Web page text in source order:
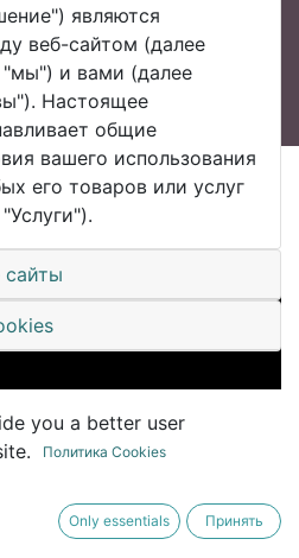
#UralsDigitalMachinery
ИТОГИ ГОДА 2024 и тренды цифровизации на 2025
являются
веб-сайтом (далее
"мы") и вами (далее
Настоящее
общие
вашего использования
его товаров или услуг
сайты
you a better user
Политика Cookies
Only essentials Принять